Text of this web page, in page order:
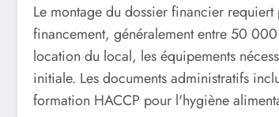
Le montage du dossier financier requiert
financement, généralement entre 50
location du local, les équipements
initiale. Les documents administratifs
formation HACCP pour l'hygiène